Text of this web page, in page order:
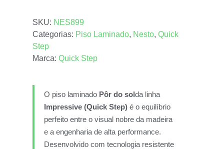
SKU: NES899
Categorias: Piso Laminado, Nesto, Quick
Step
Marca: Quick Step
O piso laminado Pôr do solda linha
Impressive (Quick Step) é o equilíbrio
perfeito entre o visual nobre da madeira
e a engenharia de alta performance.
Desenvolvido com tecnologia resistente